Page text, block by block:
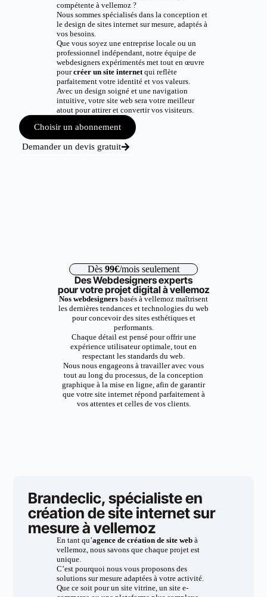
compétente à vellemoz ?
Nous sommes spécialisés dans la conception et
le design de sites internet sur mesure, adaptés à
vos besoins.
Que vous soyez une entreprise locale ou un
professionnel indépendant, notre équipe de
webdesigners expérimentés met tout en œuvre
pourcréer un site internetqui reflète
parfaitement votre identité et vos valeurs.
Avec un design soigné et une navigation
intuitive, votre site web sera votre meilleur
atout pour attirer et convertir vos visiteurs.
Choisir un abonnement
Demander un devis gratuit
Dès 99€/mois seulement
Des Webdesigners experts
pour votre projet digital à vellemoz
Nos webdesigners basés à vellemoz maîtrisent
les dernières tendances et technologies du web
pour concevoir des sites esthétiques et
performants.
Chaque détail est pensé pour offrir une
expérience utilisateur optimale, tout en
respectant les standards du web.
Nous nous engageons à travailler avec vous
tout au long du processus, de la conception
graphique à la mise en ligne, afin de garantir
que votre site internet répond parfaitement à
vos attentes et celles de vos clients.
Brandeclic, spécialiste en
création de site internet sur
mesure à vellemoz
En tant qu’agence de création de site webà
vellemoz, nous savons que chaque projet est
unique.
C’est pourquoi nous vous proposons des
solutions sur mesure adaptées à votre activité.
Que ce soit pour un site vitrine, un site e-